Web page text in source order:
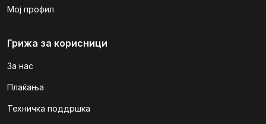
Мој профил
Грижа за корисници
За нас
Плаќања
Техничка поддршка